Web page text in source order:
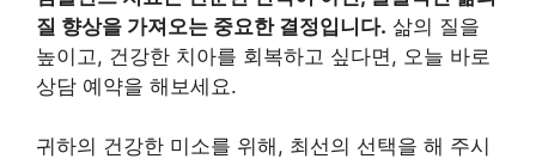
질 향상을 가져오는 중요한 결정입니다. 삶의 질을
높이고, 건강한 치아를 회복하고 싶다면, 오늘 바로
상담 예약을 해보세요.
귀하의 건강한 미소를 위해, 최선의 선택을 해 주시